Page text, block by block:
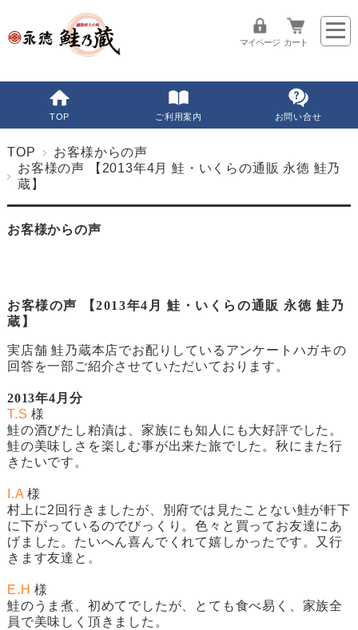
マイページ カート
TOP ご利用案内 お問い合せ
TOP
お客様からの声
お客様の声 【2013年4月 鮭・いくらの通販 永徳 鮭乃
蔵】
お客様からの声
お客様の声 【2013年4月 鮭・いくらの通販 永徳 鮭乃
蔵】
実店舗 鮭乃蔵本店でお配りしているアンケートハガキの
回答を一部ご紹介させていただいております。
2013年4月分
T.S 様
鮭の酒びたし粕漬は、家族にも知人にも大好評でした。
鮭の美味しさを楽しむ事が出来た旅でした。秋にまた行
きたいです。
I.A 様
村上に2回行きましたが、別府では見たことない鮭が軒下
に下がっているのでびっくり。色々と買ってお友達にあ
げました。たいへん喜んでくれて嬉しかったです。又行
きます友達と。
E.H 様
鮭のうま煮 、初めてでしたが、とても食べ易く、家族全
員で美味しく頂きました。